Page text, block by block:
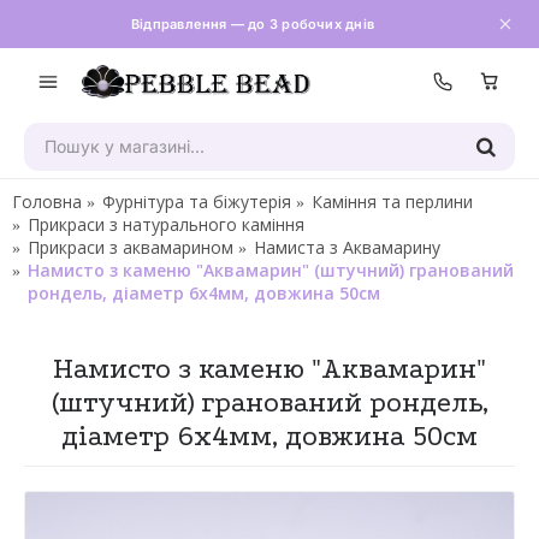
Відправлення — до 3 робочих днів
Головна Фурнітура та біжутерія
Каміння та перлини
Прикраси з натурального каміння
Прикраси з аквамарином
Намиста з Аквамарину
Намисто з каменю "Аквамарин" (штучний) гранований
рондель, діаметр 6х4мм, довжина 50см
Намисто з каменю "Аквамарин"
(штучний) гранований рондель,
діаметр 6х4мм, довжина 50см